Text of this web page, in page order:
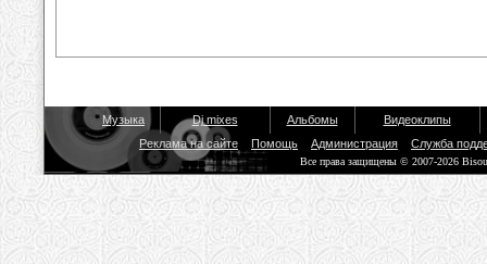
Музыка Dj mixes Альбомы
Видеоклипы
Реклама на сайте
Помощь Администрация Служба
Все права защищены © 2007-2026